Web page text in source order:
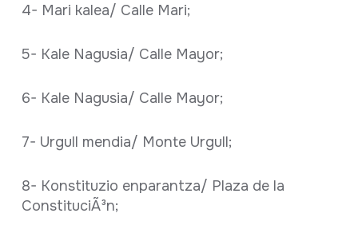
4- Mari kalea/ Calle Mari;
5- Kale Nagusia/ Calle Mayor;
6- Kale Nagusia/ Calle Mayor;
7- Urgull mendia/ Monte Urgull;
8- Konstituzio enparantza/ Plaza de la
ConstituciÃ³n;